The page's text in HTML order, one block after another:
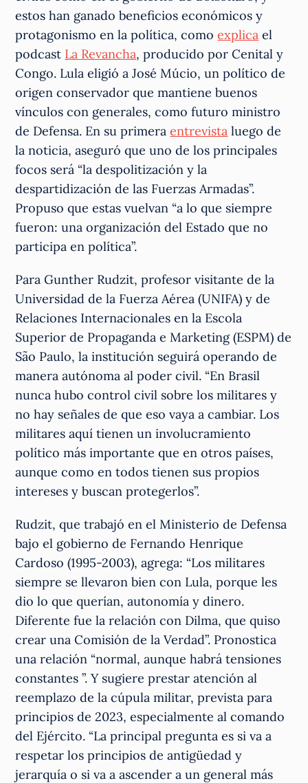
estos han ganado beneficios económicos y
protagonismo en la política, comoexplica el
podcast La Revancha, producido por Cenital y
Congo. Lula eligió a José Múcio, un político de
origen conservador que mantiene buenos
vínculos con generales, como futuro ministro
de Defensa. En su primeraentrevista luego de
la noticia, aseguró que uno de los principales
focos será “la despolitización y la
despartidización de las Fuerzas Armadas”.
Propuso que estas vuelvan “a lo que siempre
fueron: una organización del Estado que no
participa en política”.
Para Gunther Rudzit, profesor visitante de la
Universidad de la Fuerza Aérea (UNIFA) y de
Relaciones Internacionales en la Escola
Superior de Propaganda e Marketing (ESPM) de
São Paulo, la institución seguirá operando de
manera autónoma al poder civil. “En Brasil
nunca hubo control civil sobre los militares y
no hay señales de que eso vaya a cambiar. Los
militares aquí tienen un involucramiento
político más importante que en otros países,
aunque como en todos tienen sus propios
intereses y buscan protegerlos”.
Rudzit, que trabajó en el Ministerio de Defensa
bajo el gobierno de Fernando Henrique
Cardoso (1995-2003), agrega: “Los militares
siempre se llevaron bien con Lula, porque les
dio lo que querían, autonomía y dinero.
Diferente fue la relación con Dilma, que quiso
crear una Comisión de la Verdad”. Pronostica
una relación “normal, aunque habrá tensiones
constantes ”. Y sugiere prestar atención al
reemplazo de la cúpula militar, prevista para
principios de 2023, especialmente al comando
del Ejército. “La principal pregunta es si va a
respetar los principios de antigüedad y
jerarquía o si va a ascender a un general más